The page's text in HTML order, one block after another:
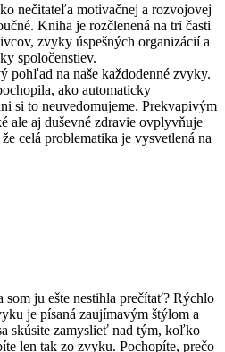
nečitateľa motivačnej a rozvojovej
Kniha je rozčlenená na tri časti
zvyky úspešných organizácií a
spoločenstiev.
pohľad na naše každodenné zvyky.
ako automaticky
si to neuvedomujeme. Prekvapivým
ale aj duševné zdravie ovplyvňuje
celá problematika je vysvetlená na
som ju ešte nestihla prečítať? Rýchlo
je písaná zaujímavým štýlom a
skúsite zamyslieť nad tým, koľko
len tak zo zvyku. Pochopíte, prečo